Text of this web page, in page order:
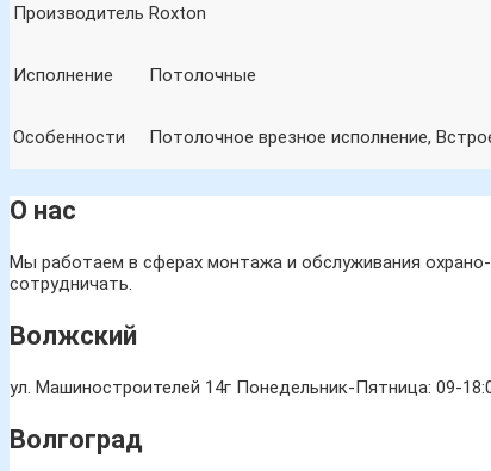
Производитель Roxton
Исполнение Потолочные
Особенности Потолочное врезное исполнение,
О нас
Мы работаем в сферах монтажа и обслуживания
сотрудничать.
Волжский
ул. Машиностроителей 14г Понедельник-Пятница: 09-
Волгоград